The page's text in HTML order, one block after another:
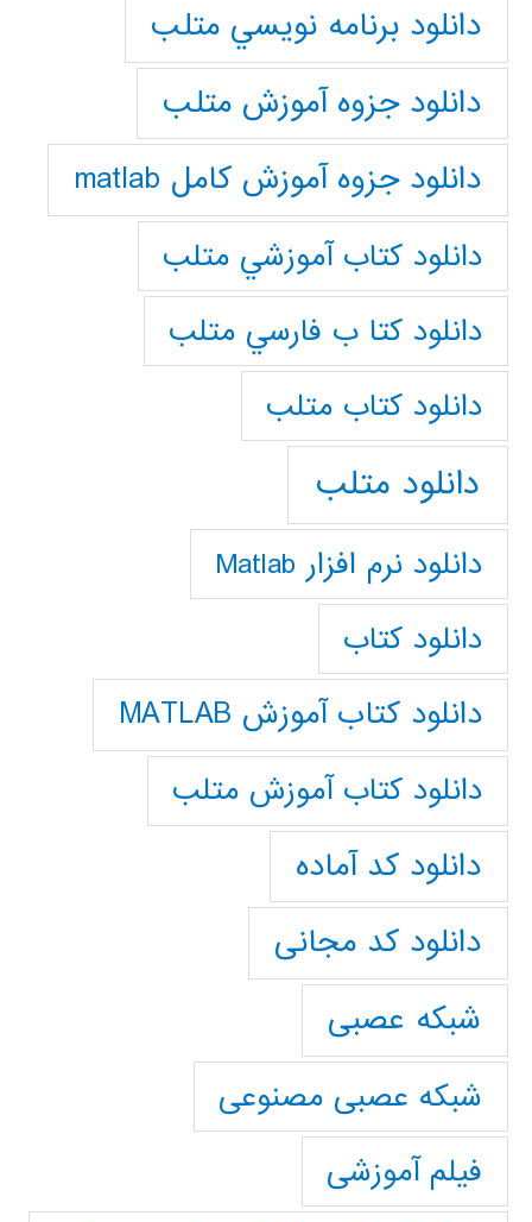
دانلود برنامه نويسي متلب
دانلود جزوه آموزش متلب
دانلود جزوه آموزش کامل matlab
دانلود كتاب آموزشي متلب
دانلود كتا ب فارسي متلب
دانلود كتاب متلب
دانلود متلب
دانلود نرم افزار Matlab
دانلود کتاب
دانلود کتاب آموزش MATLAB
دانلود کتاب آموزش متلب
دانلود کد آماده
دانلود کد مجانی
شبکه عصبی
شبکه عصبی مصنوعی
فیلم آموزشی